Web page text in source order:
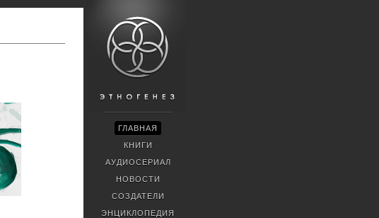
ГЛАВНАЯ
КНИГИ
АУДИОСЕРИАЛ
НОВОСТИ
СОЗДАТЕЛИ
ЭНЦИКЛОПЕДИЯ